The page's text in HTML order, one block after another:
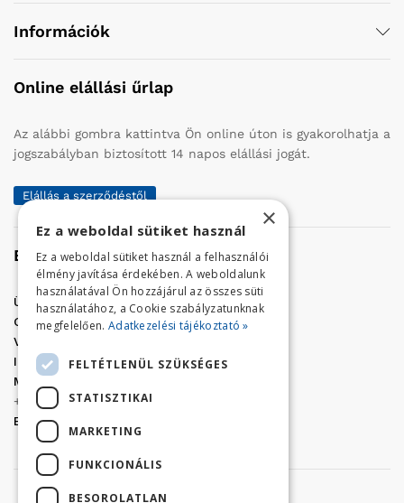
Információk
Online elállási űrlap
Az alábbi gombra kattintva Ön online úton is gyakorolhatja a
jogszabályban biztosított 14 napos elállási jogát.
Elállás a szerződéstől
Elérhetőség
Üzletünk címe:
Szolnok, Vércse út 17.
Golf Center Áruház:06 (56) 423-324
VÁR-Kert Áruház:
Iroda:06 (56) 421-857
Megrendelés, termék információ:
+36 (70) 938-3356
E-mail:
×
Ez a weboldal sütiket használ
Ez a weboldal sütiket használ a felhasználói
élmény javítása érdekében. A weboldalunk
használatával Ön hozzájárul az összes süti
használatához, a Cookie szabályzatunknak
megfelelően. Adatkezelési tájékoztató »
FELTÉTLENÜL SZÜKSÉGES
STATISZTIKAI
MARKETING
FUNKCIONÁLIS
BESOROLATLAN